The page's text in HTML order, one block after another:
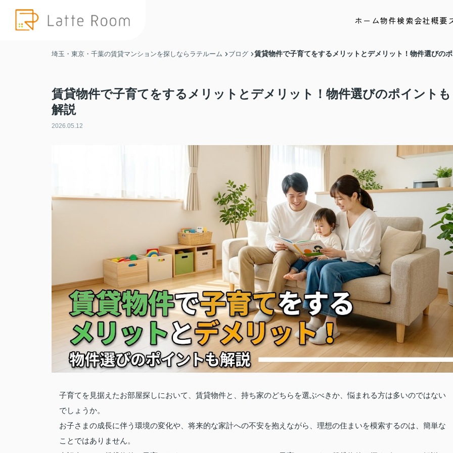
ホーム物件検索会社概要
埼玉・東京・千葉の賃貸マンションを探しならラテルーム ブログ 賃貸物件で子育てをするメリットとデメリット！物件選びの
賃貸物件で子育てをするメリットとデメリット！物件選びのポイントも
解説
2026.05.12
子育てを見据えたお部屋探しにおいて、賃貸物件と、持ち家のどちらを選ぶべきか、悩まれる方は多いのではない
でしょうか。
お子さまの成長に伴う環境の変化や、将来的な家計への不安を抱えながら、理想の住まいを模索するのは、簡単な
ことではありません。